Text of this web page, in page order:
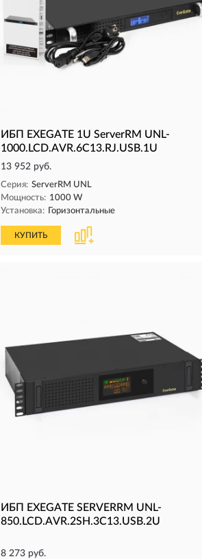
ИБП EXEGATE 1U ServerRM UNL-
1000.LCD.AVR.6C13.RJ.USB.1U
13 952 руб.
Серия: ServerRM UNL
Мощность: 1000 W
Установка: Горизонтальные
КУПИТЬ
ИБП EXEGATE SERVERRM UNL-
850.LCD.AVR.2SH.3C13.USB.2U
8 273 руб.